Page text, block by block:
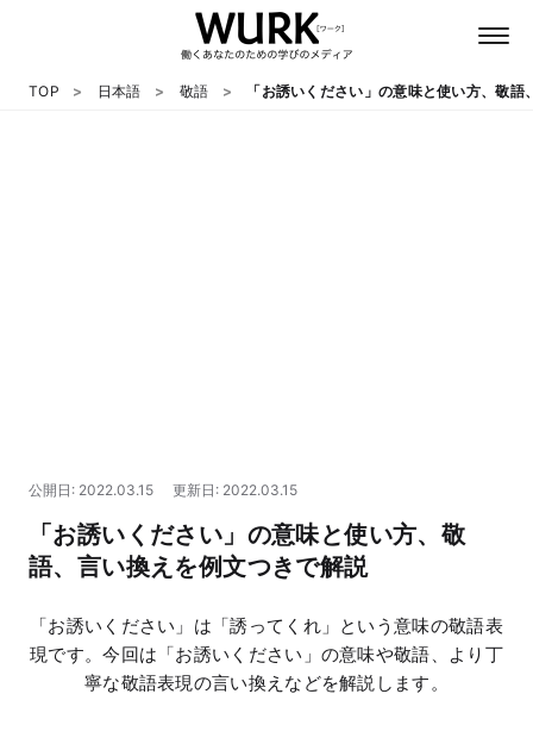
マネー
TOP 日本語 敬語 「お誘いください」の意味と使い方、敬
公開日: 2022.03.15 更新日: 2022.03.15
「お誘いください」の意味と使い方、敬
語、言い換えを例文つきで解説
「お誘いください」は「誘ってくれ」という意味の敬語表
現です。今回は「お誘いください」の意味や敬語、より丁
寧な敬語表現の言い換えなどを解説します。